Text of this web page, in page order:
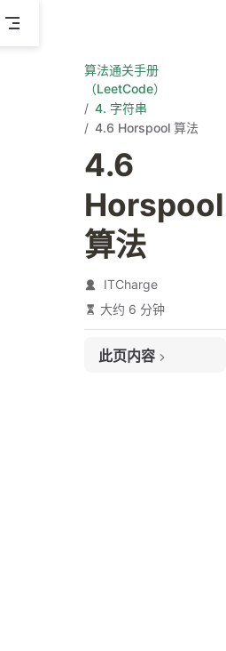
算法通关手册
（LeetCode）
4. 字符串
4.6 Horspool 算法
4.6
Horspool
算法
ITCharge
大约 6 分钟
此页内容